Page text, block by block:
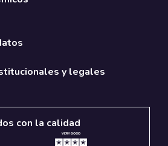
y legales
con la calidad